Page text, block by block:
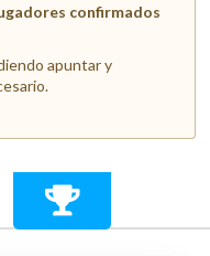
confirmados
apuntar y